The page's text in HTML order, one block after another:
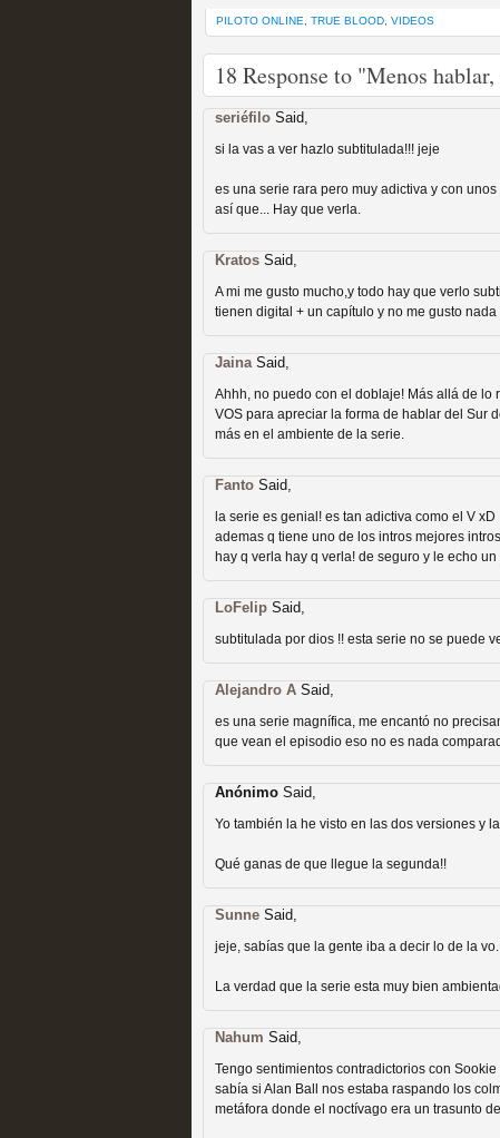
Fin de ciclo para las
MOLTISANTI
Recomendación de la semana
Taboo es otra
miniserie
MOLTISANTI
Recomendación de la semana
Las temporadas de
Recomendación de la semana
Galería con los Mejores
Televisión
Recomendación de la semana
PILOTO ONLINE TRUE BLOOD VIDEOS
18 Response to "Menos
seriéfilo Said,
si la vas a ver hazlo subtitulada!!! jeje
es una serie rara pero muy adictiva y con
así que... Hay que verla.
Kratos Said,
A mi me gusto mucho,y todo hay que verlo
tienen digital + un capítulo y no me gusto
Jaina Said,
Ahhh, no puedo con el doblaje! Más allá de lo
VOS para apreciar la forma de hablar del Sur
más en el ambiente de la serie.
Fanto Said,
la serie es genial! es tan adictiva como el V xD
ademas q tiene uno de los intros mejores
hay q verla hay q verla! de seguro y le echo
LoFelip Said,
subtitulada por dios !! esta serie no se puede
Alejandro A Said,
es una serie magnífica, me encantó no
que vean el episodio eso no es nada
Anónimo Said,
Yo también la he visto en las dos versiones y
Qué ganas de que llegue la segunda!!
Sunne Said,
jeje, sabías que la gente iba a decir lo de la
La verdad que la serie esta muy bien
Nahum Said,
Tengo sentimientos contradictorios con
sabía si Alan Ball nos estaba raspando los
metáfora donde el noctívago era un trasunto